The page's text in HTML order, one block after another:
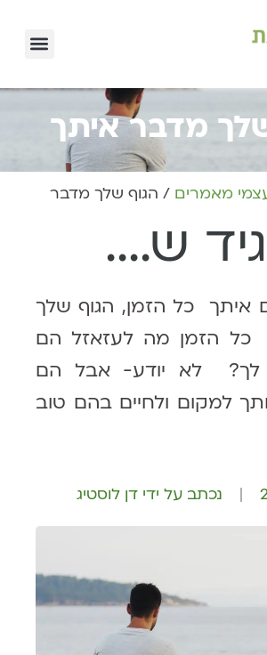
מדבר איתך
עצמי מאמרים / הגוף שלך מדבר
ש....
איתך כל הזמן, הגוף שלך
הזמן מה לעזאזל הם
לך? לא יודע- אבל הם
למקום ולחיים בהם טוב
נכתב על ידי דן לוסטיג